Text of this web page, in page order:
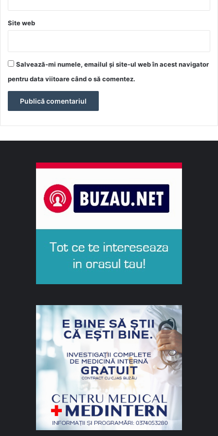
Site web
Salvează-mi numele, emailul și site-ul web în acest navigator
pentru data viitoare când o să comentez.